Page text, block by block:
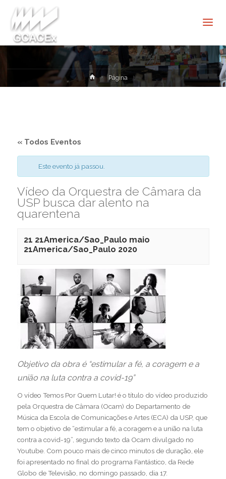
HomePágina
« Todos Eventos
Este evento já passou.
Vídeo da Orquestra de Câmara da
USP busca dar alento na
quarentena
21 21America/Sao_Paulo maio
21America/Sao_Paulo 2020
Objetivo da obra é “estimular a fé, a coragem e a
união na luta contra a covid-19”
O vídeo Temos Por Quem Lutar! é o título do vídeo produzido
pela Orquestra de Câmara (Ocam) do Departamento de
Música da Escola de Comunicações e Artes (ECA) da USP, que
tem o objetivo de “estimular a fé, a coragem e a união na luta
contra a covid-19”, segundo texto da Ocam divulgado no
Youtube. Com pouco mais de cinco minutos de duração, ele
foi apresentado no final do programa Fantástico, da Rede
Globo de Televisão, no domingo passado, dia 17.